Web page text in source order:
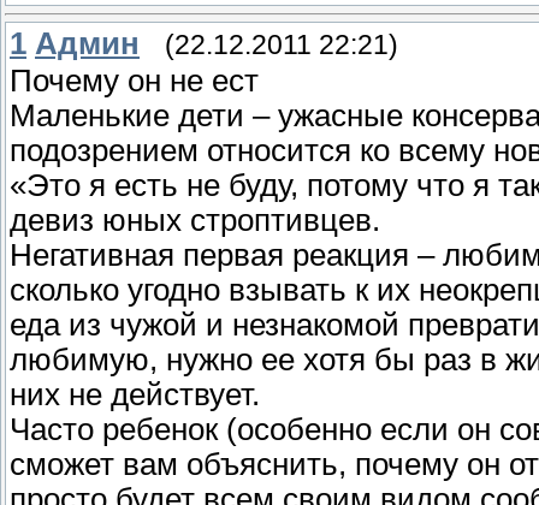
1 Админ (22.12.2011 22:21)
Почему он не ест
Маленькие дети – ужасные
подозрением относится ко всему
«Это я есть не буду, потому что я
девиз юных строптивцев.
Негативная первая реакция –
сколько угодно взывать к их
еда из чужой и незнакомой
любимую, нужно ее хотя бы раз в
них не действует.
Часто ребенок (особенно если он
сможет вам объяснить, почему он